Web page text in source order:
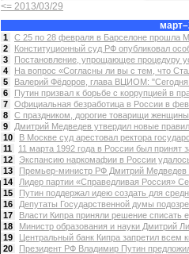
<= 2013/03/29
1
С 25 по 28 февраля в Барселоне прошла
2
Конституционный суд РФ опубликовал
3
Постановление, упрощающее процедуру
4
На вопрос «Согласны ли вы с тем, что
5
Валерий Фёдоров, глава ВЦИОМ:
6
Путин призвал к борьбе с коррупцией в
7
Официальная безработица в России в
8
С праздником, дорогие товарищи
9
Дмитрий Медведев утвердил новые
10
В Москве суд арестовал ректора
11
11 марта 1992 года в России был принят
12
Экспансию наркомафии в России
13
Премьер-министр РФ Дмитрий Медведев
14
Лидер партии «Справедливая Россия»
15
Путин поддержал идею создать для
16
Депутаты Государственной думы
17
Власти Кипра приняли решение списать
18
Министр образования и науки Дмитрий
19
Центральный банк Кипра запретил
20
Президент РФ Владимир Путин